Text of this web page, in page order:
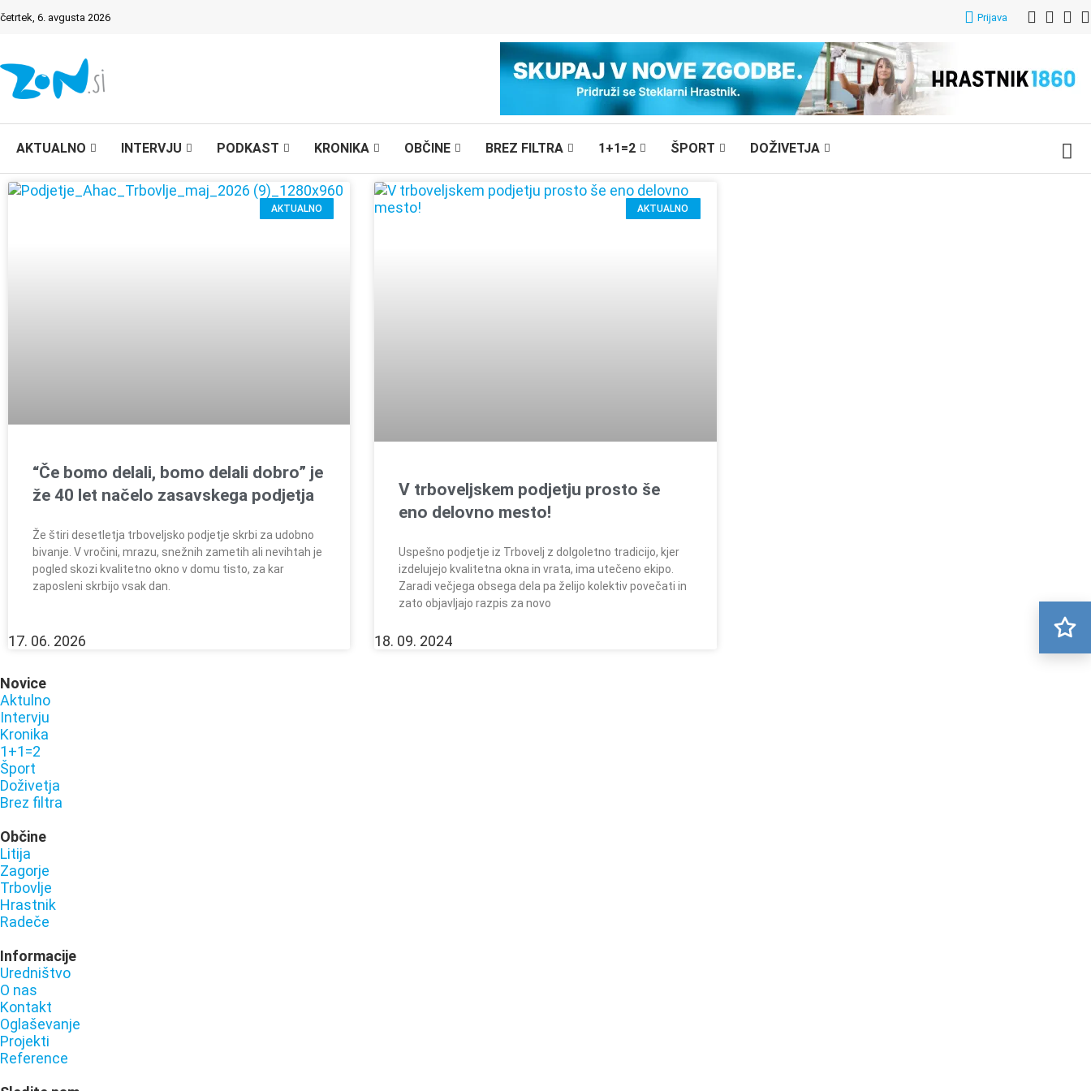
četrtek, 6. avgusta 2026 Prijava
AKTUALNO INTERVJU PODKAST KRONIKA OBČINE BREZ FILTRA 1+1=2 ŠPORT DOŽIVETJA
AKTUALNO
“Če bomo delali, bomo delali dobro” je
že 40 let načelo zasavskega podjetja
Že štiri desetletja trboveljsko podjetje skrbi za udobno
bivanje. V vročini, mrazu, snežnih zametih ali nevihtah je
pogled skozi kvalitetno okno v domu tisto, za kar
zaposleni skrbijo vsak dan.
17. 06. 2026
AKTUALNO
V trboveljskem podjetju prosto še
eno delovno mesto!
Uspešno podjetje iz Trbovelj z dolgoletno tradicijo, kjer
izdelujejo kvalitetna okna in vrata, ima utečeno ekipo.
Zaradi večjega obsega dela pa želijo kolektiv povečati in
zato objavljajo razpis za novo
18. 09. 2024
Novice
Aktulno
Intervju
Kronika
1+1=2
Šport
Doživetja
Brez filtra
Občine
Litija
Zagorje
Trbovlje
Hrastnik
Radeče
Informacije
Uredništvo
O nas
Kontakt
Oglaševanje
Projekti
Reference